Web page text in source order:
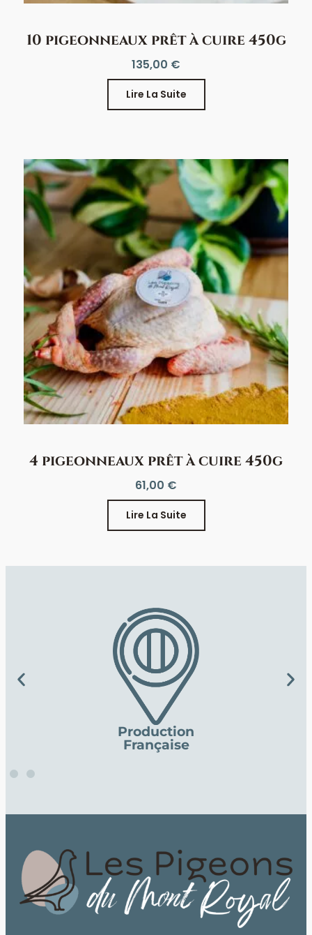
10 pigeonneaux prêt à cuire 450g
135,00 €
Lire La Suite
4 pigeonneaux prêt à cuire 450g
61,00 €
Lire La Suite
Production
Française